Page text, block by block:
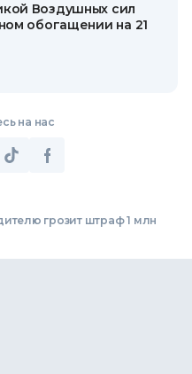
Воздушных сил
обогащении на 21
на нас
грозит штраф 1 млн